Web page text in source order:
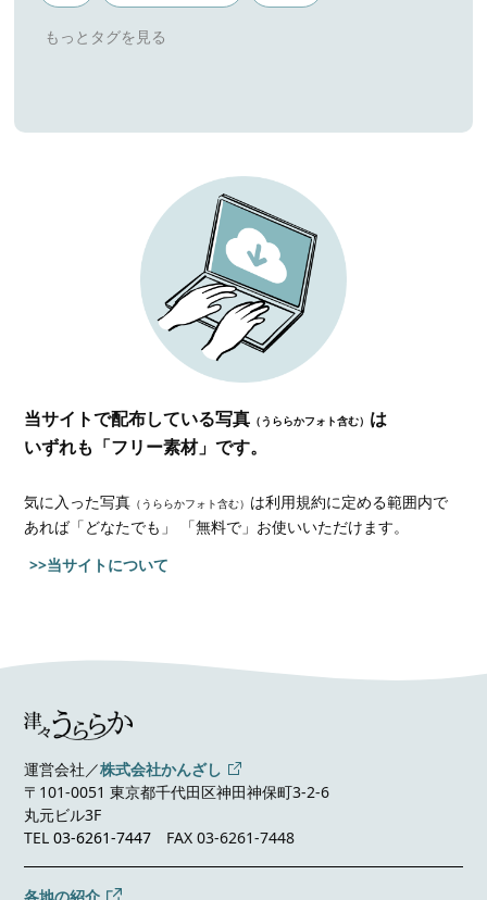
当サイトで配布している写真 （うららかフォト含む） は
いずれも「フリー素材」です。
気に入った写真 （うららかフォト含む） は利用規約に定める範囲内で
あれば「どなたでも」 「無料で」お使いいただけます。
>>当サイトについて
運営会社／株式会社かんざし
〒101-0051 東京都千代田区神田神保町3-2-6
丸元ビル3F
TEL03-6261-7447 FAX 03-6261-7448